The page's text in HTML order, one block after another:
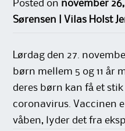
Posted on november 26,
Sørensen | Vilas Holst
Lørdag den 27.
børn mellem 5 og 11 år
deres børn kan få et
coronavirus. Vaccinen
våben, lyder det fra